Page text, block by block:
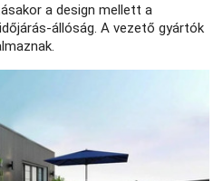
a design mellett a
állóság. A vezető gyártók